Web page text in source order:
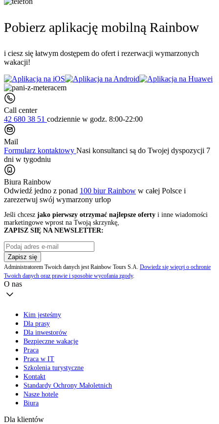
Pobierz aplikację mobilną Rainbow
i ciesz się łatwym dostępem do ofert i rezerwacji wymarzonych
wakacji!
Call center
42 680 38 51 codziennie w godz. 8:00-22:00
Mail
Formularz kontaktowy Nasi konsultanci są do Twojej dyspozycji 7
dni w tygodniu
Biura Rainbow
Odwiedź jedno z ponad 100 biur Rainbow w całej Polsce i
zarezerwuj swój wymarzony urlop
Jeśli chcesz jako pierwszy otrzymać najlepsze oferty i inne wiadomości
marketingowe wprost na Twoją skrzynkę,
ZAPISZ SIĘ NA NEWSLETTER:
Zapisz się
Administratorem Twoich danych jest Rainbow Tours S.A. Dowiedz się więcej o ochronie
Twoich danych oraz prawie i sposobie wycofania zgody.
O nas
Kim jesteśmy
Dla prasy
Dla inwestorów
Bezpieczne wakacje
Praca
Praca w IT
Szkolenia turystyczne
Kontakt
Standardy Ochrony Małoletnich
Nasze hotele
Biura
Dla klientów